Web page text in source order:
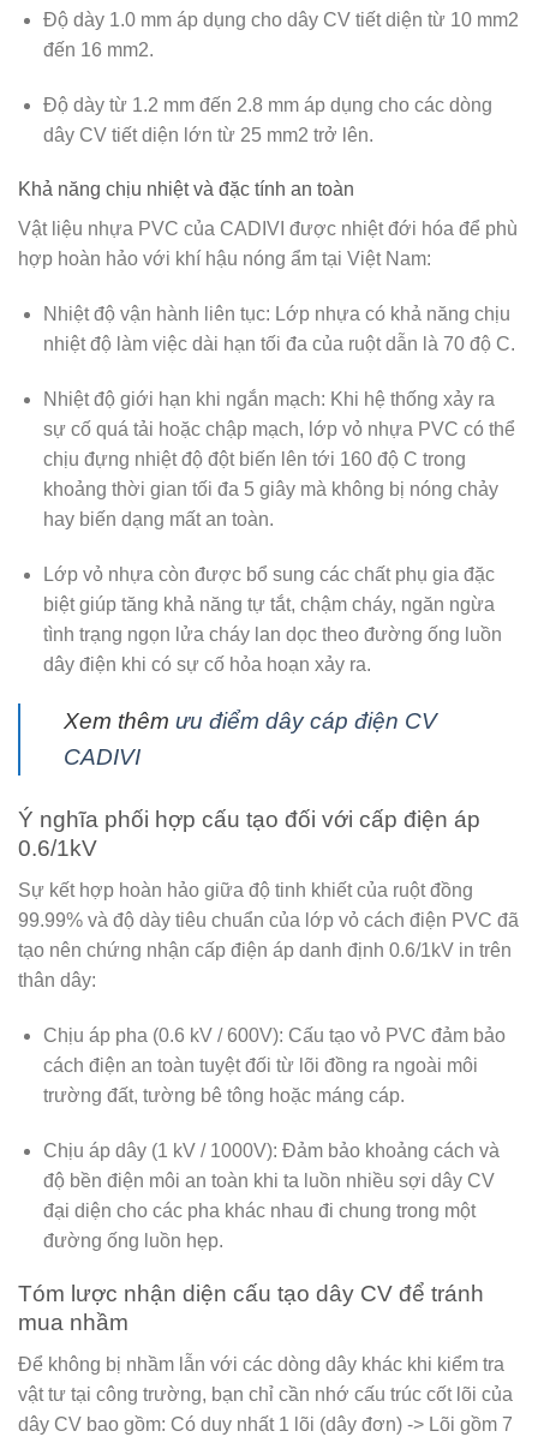
Độ dày 1.0 mmáp dụng cho dây CV tiết diện từ 10 mm2
đến 16 mm2.
Độ dày từ 1.2 mm đến 2.8 mmáp dụng cho các dòng
dây CV tiết diện lớn từ 25 mm2 trở lên.
Khả năng chịu nhiệt và đặc tính an toàn
Vật liệu nhựa PVC của CADIVI được nhiệt đới hóa để phù
hợp hoàn hảo với khí hậu nóng ẩm tại Việt Nam:
Nhiệt độ vận hành liên tục: Lớp nhựa có khả năng chịu
nhiệt độ làm việc dài hạn tối đa của ruột dẫn là 70 độ C.
Nhiệt độ giới hạn khi ngắn mạch: Khi hệ thống xảy ra
sự cố quá tải hoặc chập mạch, lớp vỏ nhựa PVC có thể
chịu đựng nhiệt độ đột biến lên tới 160 độ C trong
khoảng thời gian tối đa 5 giây mà không bị nóng chảy
hay biến dạng mất an toàn.
Lớp vỏ nhựa còn được bổ sung các chất phụ gia đặc
biệt giúp tăng khả năng tự tắt, chậm cháy, ngăn ngừa
tình trạng ngọn lửa cháy lan dọc theo đường ống luồn
dây điện khi có sự cố hỏa hoạn xảy ra.
Xem thêm ưu điểm dây cáp điện CV
CADIVI
Ý nghĩa phối hợp cấu tạo đối với cấp điện áp
0.6/1kV
Sự kết hợp hoàn hảo giữa độ tinh khiết của ruột đồng
99.99% và độ dày tiêu chuẩn của lớp vỏ cách điện PVC đã
tạo nên chứng nhận cấp điện áp danh định 0.6/1kV in trên
thân dây:
Chịu áp pha (0.6 kV / 600V): Cấu tạo vỏ PVC đảm bảo
cách điện an toàn tuyệt đối từ lõi đồng ra ngoài môi
trường đất, tường bê tông hoặc máng cáp.
Chịu áp dây (1 kV / 1000V): Đảm bảo khoảng cách và
độ bền điện môi an toàn khi ta luồn nhiều sợi dây CV
đại diện cho các pha khác nhau đi chung trong một
đường ống luồn hẹp.
Tóm lược nhận diện cấu tạo dây CV để tránh
mua nhầm
Để không bị nhầm lẫn với các dòng dây khác khi kiểm tra
vật tư tại công trường, bạn chỉ cần nhớ cấu trúc cốt lõi của
dây CV bao gồm: Có duy nhất 1 lõi (dây đơn) -> Lõi gồm 7